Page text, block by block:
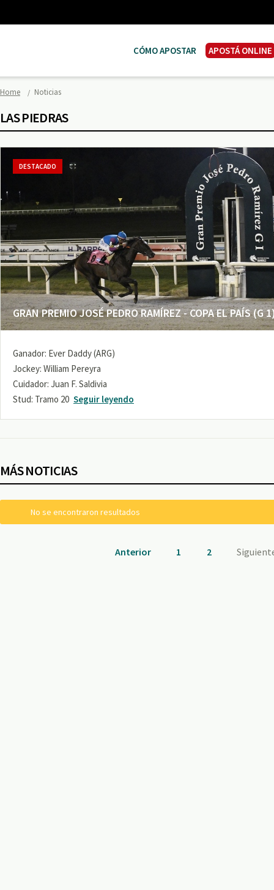
CÓMO APOSTAR APOSTÁ ONLINE
Home Noticias
LAS PIEDRAS
GRAN PREMIO JOSÉ PEDRO RAMÍREZ - COPA EL PAÍS (G
DESTACADO
Ganador: Ever Daddy (ARG)
Jockey: William Pereyra
Cuidador: Juan F. Saldivia
Stud: Tramo 20 Seguir leyendo
MÁS NOTICIAS
No se encontraron resultados
Anterior 1 2